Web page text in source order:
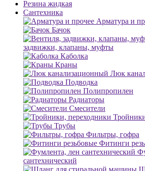
Резина жидкая
Сантехника
Арматура и
Бачок
задвижки, клапаны, муфты
Каболка
Краны
Люк
Подводка
Полипропилен
Радиаторы
Смесители
Трубы
Фильтры, гофра
Фитинги
сантехнический